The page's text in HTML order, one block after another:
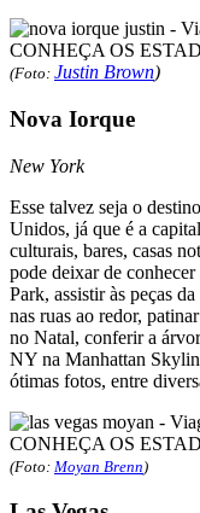
(Foto: Justin Brown)
Nova Iorque
New York
Esse talvez seja o
Unidos, já que é a
culturais, bares, casas
pode deixar de
Park, assistir às peças
nas ruas ao redor,
no Natal, conferir a
NY na Manhattan
ótimas fotos, entre
(Foto: Moyan Brenn)